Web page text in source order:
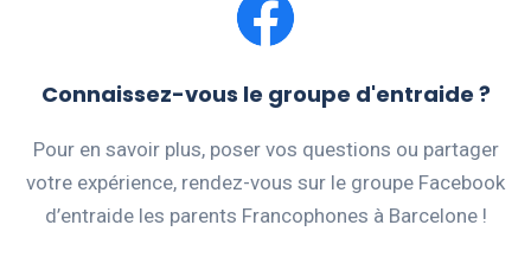
Connaissez-vous le groupe d'entraide ?
Pour en savoir plus, poser vos questions ou partager
votre expérience, rendez-vous sur le groupe Facebook
d’entraide les parents Francophones à Barcelone !